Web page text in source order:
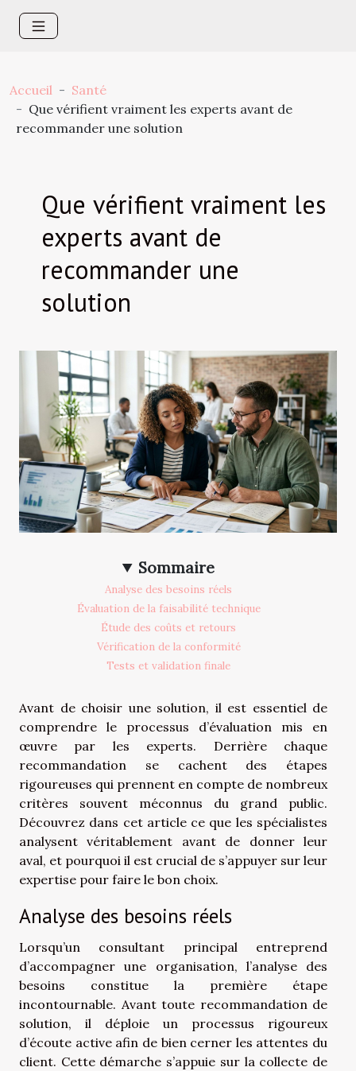
Accueil
Santé
Que vérifient vraiment les experts avant de
recommander une solution
Que vérifient vraiment les
experts avant de
recommander une
solution
Sommaire
Analyse des besoins réels
Évaluation de la faisabilité technique
Étude des coûts et retours
Vérification de la conformité
Tests et validation finale
Avant de choisir une solution, il est essentiel de
comprendre le processus d’évaluation mis en
œuvre par les experts. Derrière chaque
recommandation se cachent des étapes
rigoureuses qui prennent en compte de nombreux
critères souvent méconnus du grand public.
Découvrez dans cet article ce que les spécialistes
analysent véritablement avant de donner leur
aval, et pourquoi il est crucial de s’appuyer sur leur
expertise pour faire le bon choix.
Analyse des besoins réels
Lorsqu’un consultant principal entreprend
d’accompagner une organisation, l’analyse des
besoins constitue la première étape
incontournable. Avant toute recommandation de
solution, il déploie un processus rigoureux
d’écoute active afin de bien cerner les attentes du
client. Cette démarche s’appuie sur la collecte de